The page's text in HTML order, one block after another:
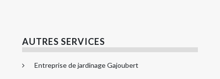
AUTRES SERVICES
Entreprise de jardinage Gajoubert